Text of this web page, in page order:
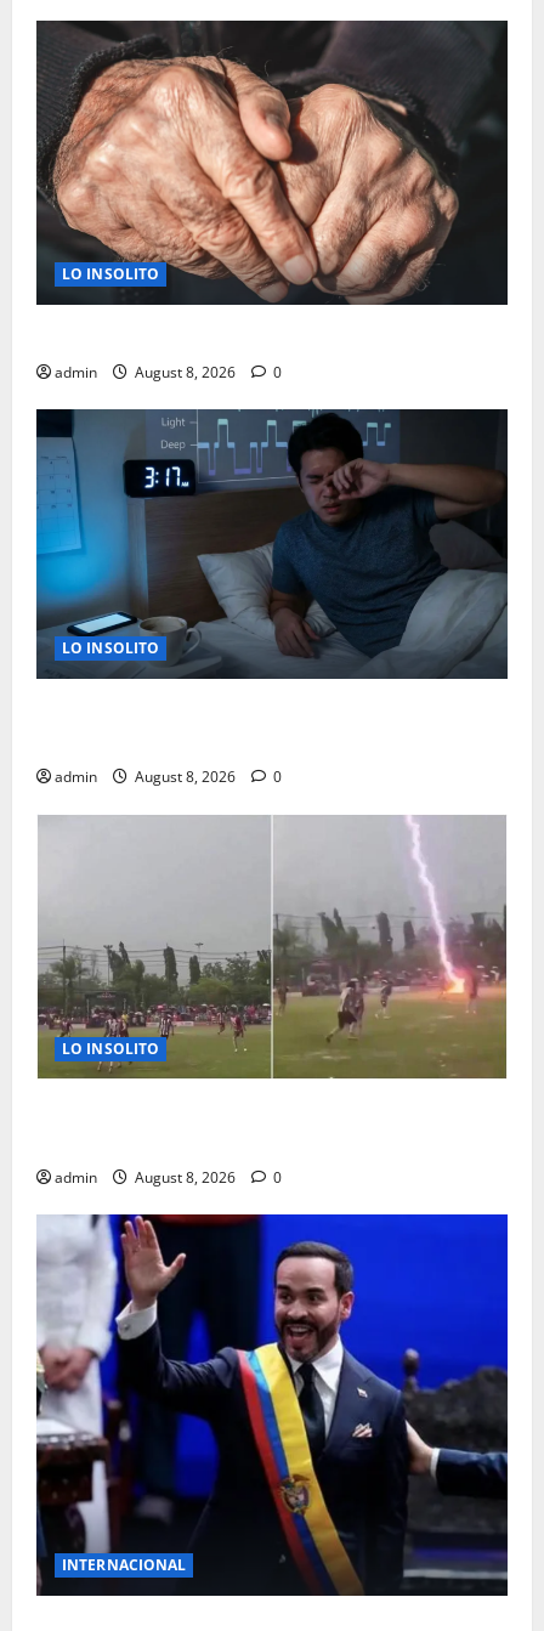
LO INSOLITO
admin August 8, 2026 0
LO INSOLITO
admin August 8, 2026 0
LO INSOLITO
admin August 8, 2026 0
INTERNACIONAL